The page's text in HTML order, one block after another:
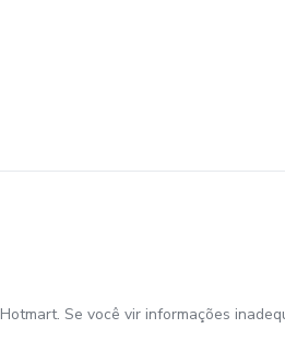
Se você vir informações